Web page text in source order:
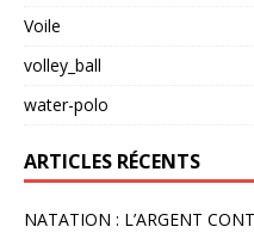
Voile
volley_ball
water-polo
ARTICLES RÉCENTS
NATATION : L’ARGENT